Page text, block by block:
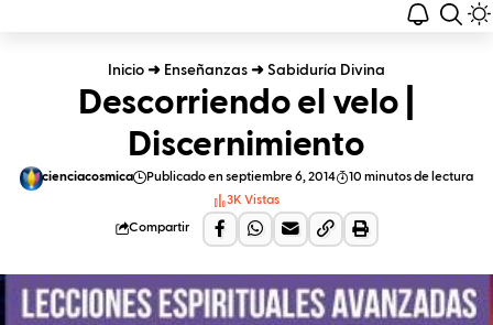
Inicio ➜ Enseñanzas ➜ Sabiduría Divina
Descorriendo el velo |
Discernimiento
cienciacosmica Publicado en septiembre 6, 2014
10 minutos de lectura
3K Vistas
Compartir